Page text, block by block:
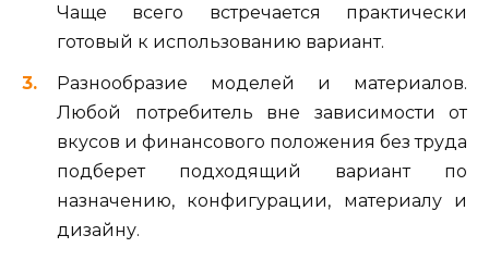
Чаще всего встречается практически
готовый к использованию вариант.
Разнообразие моделей и материалов.
Любой потребитель вне зависимости от
вкусов и финансового положения без труда
подберет подходящий вариант по
назначению, конфигурации, материалу и
дизайну.